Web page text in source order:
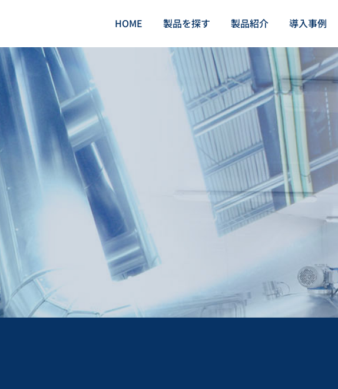
HOME 製品を探す 製品紹介 導入事例